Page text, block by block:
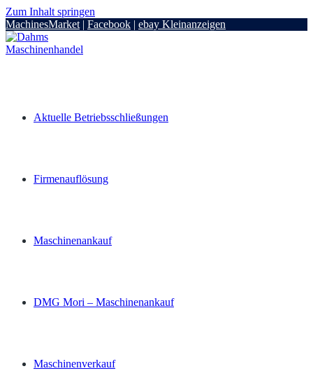
Zum Inhalt springen
MachinesMarket | Facebook | ebay Kleinanzeigen
Aktuelle Betriebsschließungen
Firmenauflösung
Maschinenankauf
DMG Mori – Maschinenankauf
Maschinenverkauf